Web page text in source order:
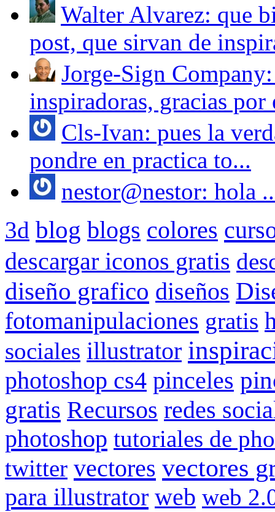
Walter Alvarez: que
post, que sirvan de
Jorge-Sign
inspiradoras, gracias por
Cls-Ivan: pues la
pondre en practica to...
nestor@nestor: hola
3d blog blogs colores
descargar iconos gratis
diseño grafico diseños
fotomanipulaciones gratis
sociales illustrator
photoshop cs4 pinceles
gratis Recursos redes
photoshop tutoriales de
twitter vectores vectores
para illustrator web web